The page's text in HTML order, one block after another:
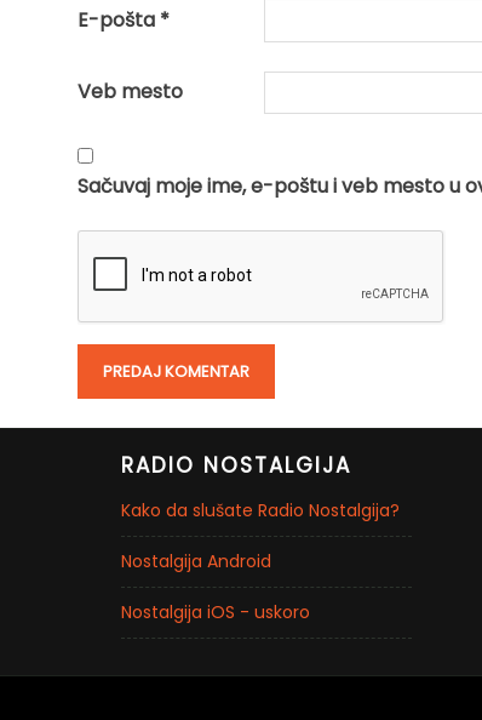
E-pošta *
Veb mesto
Sačuvaj moje ime, e-poštu i veb mesto u
RADIO NOSTALGIJA
Kako da slušate Radio Nostalgija?
Nostalgija Android
Nostalgija iOS - uskoro